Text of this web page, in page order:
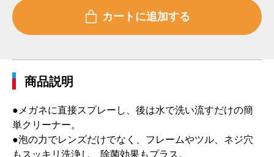
商品説明
●メガネに直接スプレーし、後は水で洗い流すだけの簡
単クリーナー。
●泡の力でレンズだけでなく、フレームやツル、ネジ穴
もスッキリ洗浄し、除菌効果もプラス。